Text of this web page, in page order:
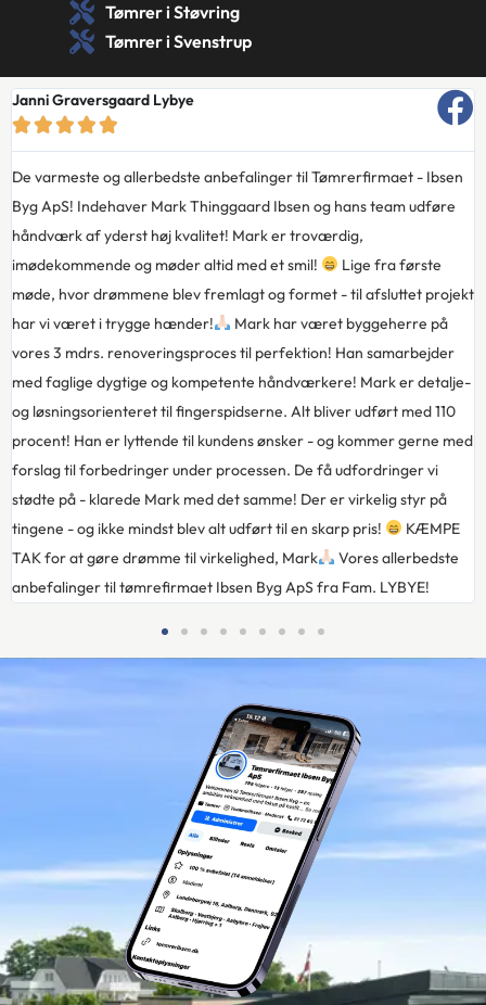
Tømrer i Støvring
Tømrer i Svenstrup
Rasmus Grøn Jensen

Kunne man give 10 stjerner havde jeg gjort det
Vi valgte Ibsen
Byg til at lave nyt tag på huset og dette fortryder vi bestemt ikke!
Den måde Mark arbejder på og konstant holder kunden opdateret i
byggeprocessen er fantastisk. Leder man efter en troværdig,
dygtig og faktisk også en prismæssig fornuftig håndværker, så
behøver man ikke lede længere
Det ihverfald ikke sidste gang vi
benytter Ibsen byg